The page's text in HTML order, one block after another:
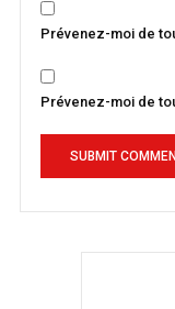
Prévenez-moi de
Prévenez-moi de